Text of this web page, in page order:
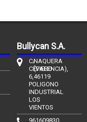
Bullycan S.A.
C/
CÉFIERO
6,
POLIGONO
INDUSTRIAL
LOS
VIENTOS
NAQUERA
(VALENCIA),
46119
961609830